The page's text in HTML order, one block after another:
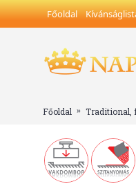
Főoldal
Főoldal Traditional,